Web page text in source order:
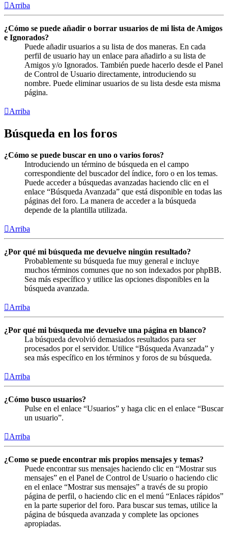
Arriba
¿Cómo se puede añadir o borrar usuarios de mi lista de Amigos
e Ignorados?
Puede añadir usuarios a su lista de dos maneras. En cada
perfil de usuario hay un enlace para añadirlo a su lista de
Amigos y/o Ignorados. También puede hacerlo desde el Panel
de Control de Usuario directamente, introduciendo su
nombre. Puede eliminar usuarios de su lista desde esta misma
página.
Arriba
Búsqueda en los foros
¿Cómo se puede buscar en uno o varios foros?
Introduciendo un término de búsqueda en el campo
correspondiente del buscador del índice, foro o en los temas.
Puede acceder a búsquedas avanzadas haciendo clic en el
enlace “Búsqueda Avanzada” que está disponible en todas las
páginas del foro. La manera de acceder a la búsqueda
depende de la plantilla utilizada.
Arriba
¿Por qué mi búsqueda me devuelve ningún resultado?
Probablemente su búsqueda fue muy general e incluye
muchos términos comunes que no son indexados por phpBB.
Sea más específico y utilice las opciones disponibles en la
búsqueda avanzada.
Arriba
¿Por qué mi búsqueda me devuelve una página en blanco?
La búsqueda devolvió demasiados resultados para ser
procesados por el servidor. Utilice “Búsqueda Avanzada” y
sea más específico en los términos y foros de su búsqueda.
Arriba
¿Cómo busco usuarios?
Pulse en el enlace “Usuarios” y haga clic en el enlace “Buscar
un usuario”.
Arriba
¿Como se puede encontrar mis propios mensajes y temas?
Puede encontrar sus mensajes haciendo clic en “Mostrar sus
mensajes” en el Panel de Control de Usuario o haciendo clic
en el enlace “Mostrar sus mensajes” a través de su propio
página de perfil, o haciendo clic en el menú “Enlaces rápidos”
en la parte superior del foro. Para buscar sus temas, utilice la
página de búsqueda avanzada y complete las opciones
apropiadas.